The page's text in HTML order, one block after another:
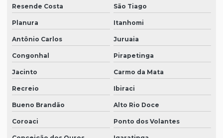
Resende Costa São Tiago
Planura Itanhomi
Antônio Carlos Juruaia
Congonhal Pirapetinga
Jacinto Carmo da Mata
Recreio Ibiraci
Bueno Brandão Alto Rio Doce
Coroaci Ponto dos Volantes